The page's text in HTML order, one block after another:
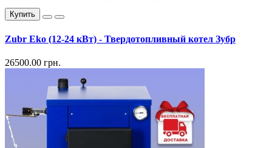
Купить
Zubr Eko (12-24 кВт) - Твердотопливный котел Зубр
26500.00 грн.